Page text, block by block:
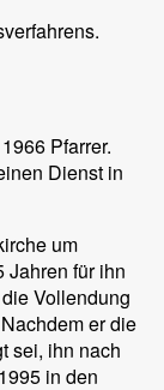
Pfarrer.
Dienst in
um
Jahren für ihn
Vollendung
er die
sei, ihn nach
in den